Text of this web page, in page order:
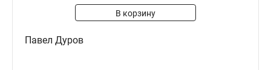
В корзину
Павел Дуров